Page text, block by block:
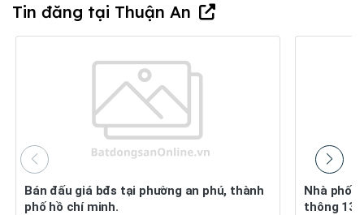
Tin đăng tại Thuận An
Bán đấu giá bđs tại phường an phú, thành
phố hồ chí minh.
Nhà phố 3 tầng thuận an sổ sẵn, đường
thông